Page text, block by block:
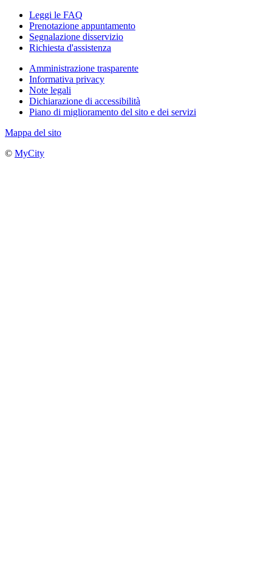
Leggi le FAQ
Prenotazione appuntamento
Segnalazione disservizio
Richiesta d'assistenza
Amministrazione trasparente
Informativa privacy
Note legali
Dichiarazione di accessibilità
Piano di miglioramento del sito e dei servizi
Mappa del sito
© MyCity